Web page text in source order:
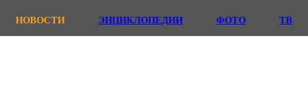
НОВОСТИ ЭНЦИКЛОПЕДИИ ФОТО ТВ